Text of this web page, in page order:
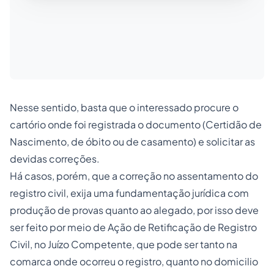
Nesse sentido, basta que o interessado procure o
cartório onde foi registrada o documento (Certidão de
Nascimento, de óbito ou de casamento) e solicitar as
devidas correções.
Há casos, porém, que a correção no assentamento do
registro civil, exija uma fundamentação jurídica com
produção de provas quanto ao alegado, por isso deve
ser feito por meio de Ação de Retificação de Registro
Civil, no Juízo Competente, que pode ser tanto na
comarca onde ocorreu o registro, quanto no domicilio